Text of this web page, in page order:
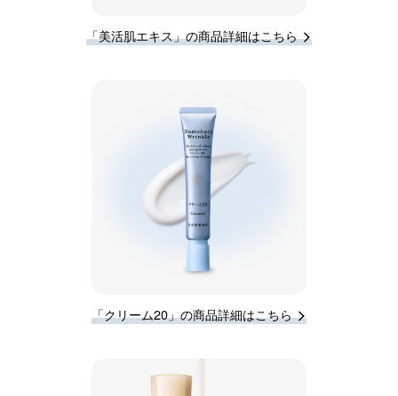
「美活肌エキス」の商品詳細はこちら
「クリーム20」の商品詳細はこちら